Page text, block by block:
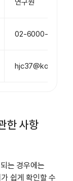
연구원
02-6000-6421
hjc37@kosti.or.kr
한 사항
는 경우에는
쉽게 확인할 수